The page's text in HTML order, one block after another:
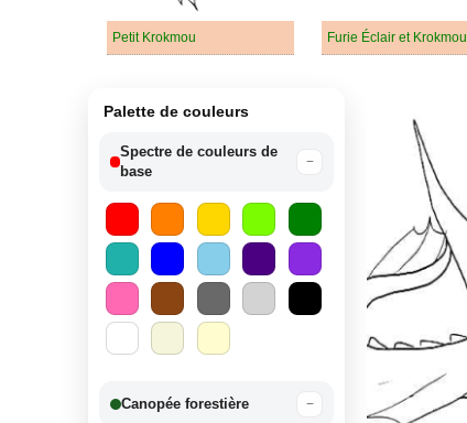
Petit Krokmou Furie Éclair et Krokmou
Palette de couleurs
Spectre de couleurs de
base
−
Canopée forestière −